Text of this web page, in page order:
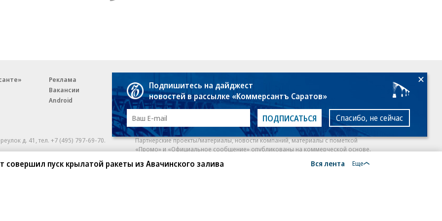
совершил пуск крылатой ракеты из Авачинского залива Вся лента Еще
Реклама
Вакансии
Android
Правовая информация
E-mail рассылки
д. 41,тел. +7 (495) 797-69-70.
kommersant.ru) зарегистрировано
технологий
Партнерские проекты/материалы, новости компаний, материалы с пометкой
«Промо» и «Официальное сообщение» опубликованы на коммерческой основе.
На kommersant.ru применяются рекомендательные технологии. Подробнее
Подпишитесь на дайджест
новостей в рассылке «Коммерсантъ Саратов»
ПОДПИСАТЬСЯ Спасибо, не сейчас